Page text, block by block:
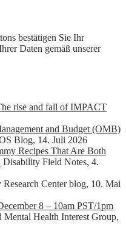
bestätigen Sie Ihr
Daten gemäß unserer
rise and fall of IMPACT
and Budget (OMB)
Blog, 14. Juli 2026
Recipes That Are Both
Disability Field Notes, 4.
Center blog, 10. Mai
8 – 10am PST/1pm
Health Interest Group,